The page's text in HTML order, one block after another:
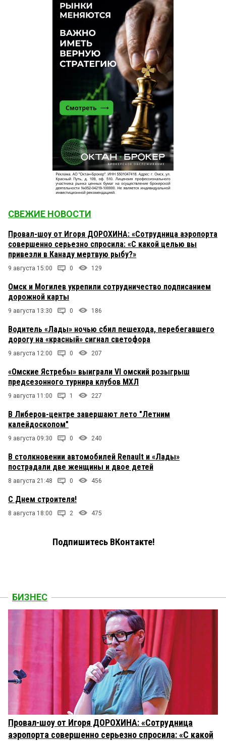
СВЕЖИЕ НОВОСТИ
Провал-шоу от Игоря ДОРОХИНА: «Сотрудница аэропорта
совершенно серьезно спросила: «С какой целью вы
привезли в Канаду мертвую рыбу?»
9 августа 15:00 0 129
Омск и Могилев укрепили сотрудничество подписанием
дорожной карты
9 августа 13:30 0 186
Водитель «Лады» ночью сбил пешехода, перебегавшего
дорогу на «красный» сигнал светофора
9 августа 12:00 0 207
«Омские Ястребы» выиграли VI омский розыгрыш
предсезонного турнира клубов МХЛ
9 августа 11:00 1 227
В Либеров-центре завершают лето "Летним
калейдоскопом"
9 августа 09:30 0 240
В столкновении автомобилей Renault и «Лады»
пострадали две женщины и двое детей
8 августа 21:48 0 456
С Днем строителя!
8 августа 18:00 2 475
Подпишитесь ВКонтакте!
БИЗНЕС
Провал-шоу от Игоря ДОРОХИНА: «Сотрудница
аэропорта совершенно серьезно спросила: «С какой